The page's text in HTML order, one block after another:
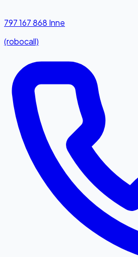
797 167 868 Inne
(robocall)